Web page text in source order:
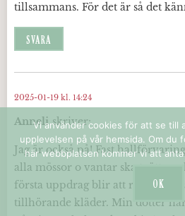
tillsammans. För det är så det
SVARA
Anneli skriver:
2025-01-19 kl. 14:24
Jag är också på! Fast
alla mössor o vantar ska tvättas o
första uppdrag blir att rensa i en
tillhörande kläder. Min dotter
Vi använder cookies för att se till
upplevelsen på vår hemsida. Om du
här webbplatsen kommer vi att
OK